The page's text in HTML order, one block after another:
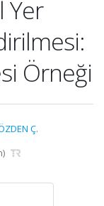
Yer
Örneği
Ç.